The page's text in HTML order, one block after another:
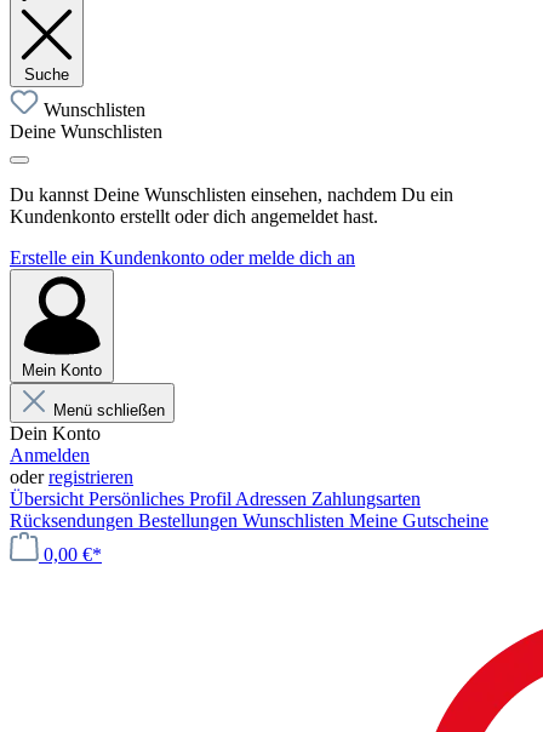
Suche
Wunschlisten
Deine Wunschlisten
Du kannst Deine Wunschlisten einsehen, nachdem Du ein
Kundenkonto erstellt oder dich angemeldet hast.
Erstelle ein Kundenkonto oder melde dich an
Mein Konto
Menü schließen
Dein Konto
Anmelden
oderregistrieren
Übersicht Persönliches Profil Adressen Zahlungsarten
Rücksendungen Bestellungen Wunschlisten Meine Gutscheine
0,00 €*